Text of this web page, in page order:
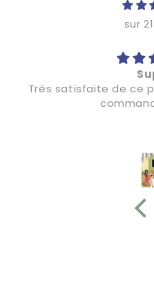
sur
Très satisfaite de ce